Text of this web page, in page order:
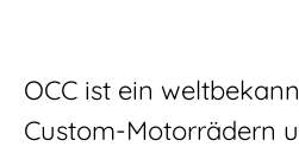
OCC ist ein
Custom-Motorrädern